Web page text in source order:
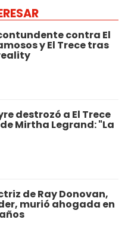
contra El
y El Trece tras
destrozó a El Trece
Mirtha Legrand: "La
de Ray Donovan,
murió ahogada en